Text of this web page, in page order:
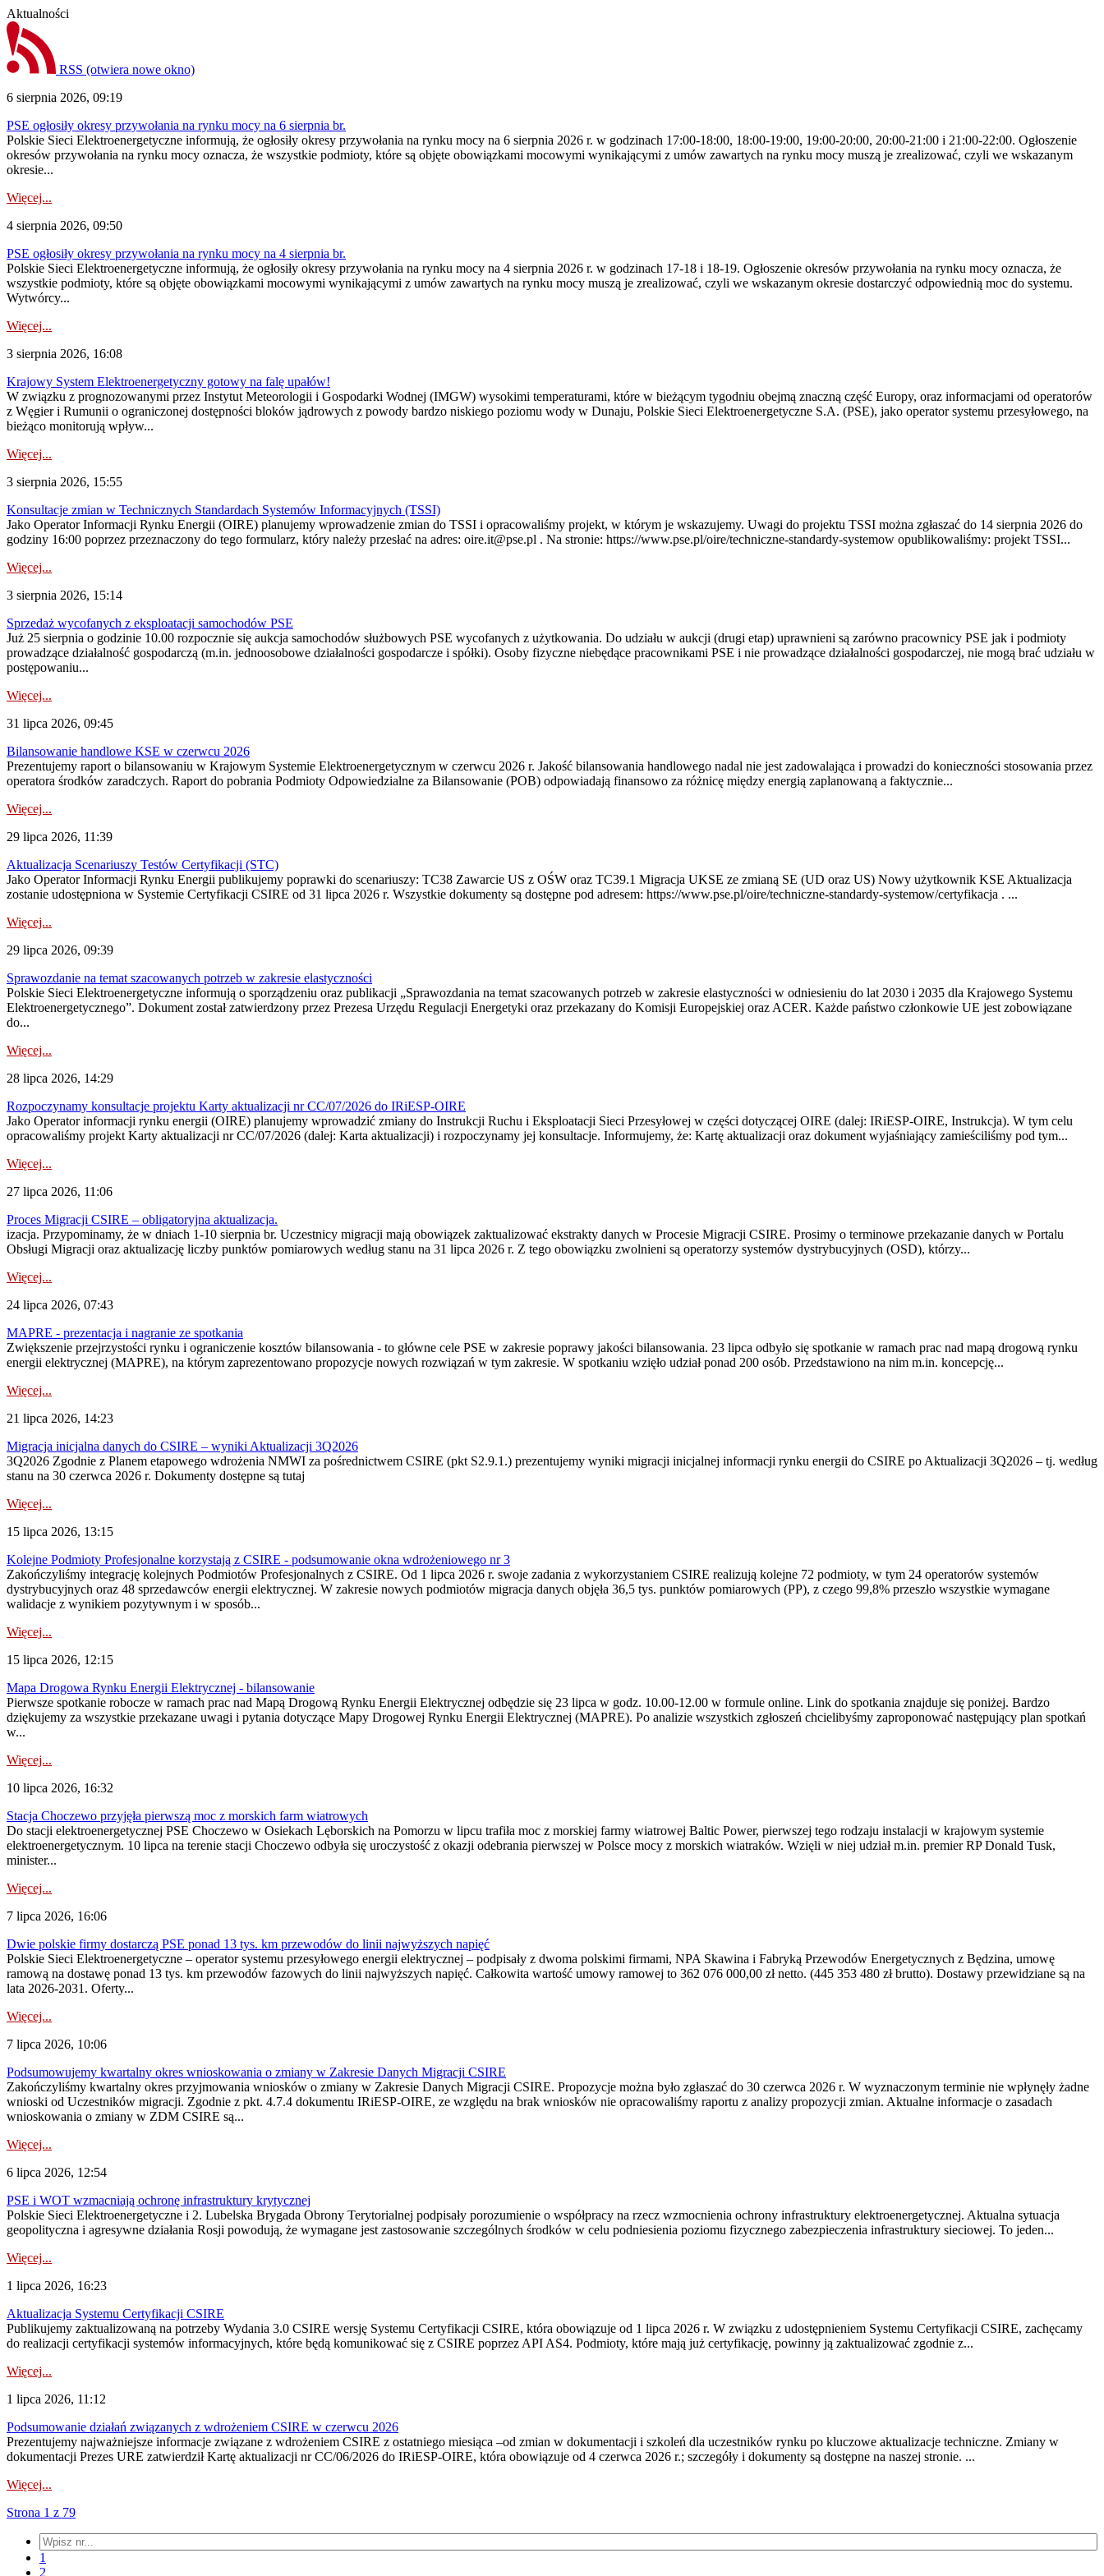
Aktualności
RSS (otwiera nowe okno)
6 sierpnia 2026, 09:19
PSE ogłosiły okresy przywołania na rynku mocy na 6 sierpnia br.
Polskie Sieci Elektroenergetyczne informują, że ogłosiły okresy przywołania na rynku mocy na 6 sierpnia 2026 r. w godzinach 17:00-18:00, 18:00-19:00, 19:00-20:00, 20:00-21:00 i 21:00-22:00. Ogłoszenie
okresów przywołania na rynku mocy oznacza, że wszystkie podmioty, które są objęte obowiązkami mocowymi wynikającymi z umów zawartych na rynku mocy muszą je zrealizować, czyli we wskazanym
okresie...
Więcej...
4 sierpnia 2026, 09:50
PSE ogłosiły okresy przywołania na rynku mocy na 4 sierpnia br.
Polskie Sieci Elektroenergetyczne informują, że ogłosiły okresy przywołania na rynku mocy na 4 sierpnia 2026 r. w godzinach 17-18 i 18-19. Ogłoszenie okresów przywołania na rynku mocy oznacza, że
wszystkie podmioty, które są objęte obowiązkami mocowymi wynikającymi z umów zawartych na rynku mocy muszą je zrealizować, czyli we wskazanym okresie dostarczyć odpowiednią moc do systemu.
Wytwórcy...
Więcej...
3 sierpnia 2026, 16:08
Krajowy System Elektroenergetyczny gotowy na falę upałów!
W związku z prognozowanymi przez Instytut Meteorologii i Gospodarki Wodnej (IMGW) wysokimi temperaturami, które w bieżącym tygodniu obejmą znaczną część Europy, oraz informacjami od operatorów
z Węgier i Rumunii o ograniczonej dostępności bloków jądrowych z powody bardzo niskiego poziomu wody w Dunaju, Polskie Sieci Elektroenergetyczne S.A. (PSE), jako operator systemu przesyłowego, na
bieżąco monitorują wpływ...
Więcej...
3 sierpnia 2026, 15:55
Konsultacje zmian w Technicznych Standardach Systemów Informacyjnych (TSSI)
Jako Operator Informacji Rynku Energii (OIRE) planujemy wprowadzenie zmian do TSSI i opracowaliśmy projekt, w którym je wskazujemy. Uwagi do projektu TSSI można zgłaszać do 14 sierpnia 2026 do
godziny 16:00 poprzez przeznaczony do tego formularz, który należy przesłać na adres: oire.it@pse.pl . Na stronie: https://www.pse.pl/oire/techniczne-standardy-systemow opublikowaliśmy: projekt TSSI...
Więcej...
3 sierpnia 2026, 15:14
Sprzedaż wycofanych z eksploatacji samochodów PSE
Już 25 sierpnia o godzinie 10.00 rozpocznie się aukcja samochodów służbowych PSE wycofanych z użytkowania. Do udziału w aukcji (drugi etap) uprawnieni są zarówno pracownicy PSE jak i podmioty
prowadzące działalność gospodarczą (m.in. jednoosobowe działalności gospodarcze i spółki). Osoby fizyczne niebędące pracownikami PSE i nie prowadzące działalności gospodarczej, nie mogą brać udziału w
postępowaniu...
Więcej...
31 lipca 2026, 09:45
Bilansowanie handlowe KSE w czerwcu 2026
Prezentujemy raport o bilansowaniu w Krajowym Systemie Elektroenergetycznym w czerwcu 2026 r. Jakość bilansowania handlowego nadal nie jest zadowalająca i prowadzi do konieczności stosowania przez
operatora środków zaradczych. Raport do pobrania Podmioty Odpowiedzialne za Bilansowanie (POB) odpowiadają finansowo za różnicę między energią zaplanowaną a faktycznie...
Więcej...
29 lipca 2026, 11:39
Aktualizacja Scenariuszy Testów Certyfikacji (STC)
Jako Operator Informacji Rynku Energii publikujemy poprawki do scenariuszy: TC38 Zawarcie US z OŚW oraz TC39.1 Migracja UKSE ze zmianą SE (UD oraz US) Nowy użytkownik KSE Aktualizacja
zostanie udostępniona w Systemie Certyfikacji CSIRE od 31 lipca 2026 r. Wszystkie dokumenty są dostępne pod adresem: https://www.pse.pl/oire/techniczne-standardy-systemow/certyfikacja . ...
Więcej...
29 lipca 2026, 09:39
Sprawozdanie na temat szacowanych potrzeb w zakresie elastyczności
Polskie Sieci Elektroenergetyczne informują o sporządzeniu oraz publikacji „Sprawozdania na temat szacowanych potrzeb w zakresie elastyczności w odniesieniu do lat 2030 i 2035 dla Krajowego Systemu
Elektroenergetycznego”. Dokument został zatwierdzony przez Prezesa Urzędu Regulacji Energetyki oraz przekazany do Komisji Europejskiej oraz ACER. Każde państwo członkowie UE jest zobowiązane
do...
Więcej...
28 lipca 2026, 14:29
Rozpoczynamy konsultacje projektu Karty aktualizacji nr CC/07/2026 do IRiESP-OIRE
Jako Operator informacji rynku energii (OIRE) planujemy wprowadzić zmiany do Instrukcji Ruchu i Eksploatacji Sieci Przesyłowej w części dotyczącej OIRE (dalej: IRiESP-OIRE, Instrukcja). W tym celu
opracowaliśmy projekt Karty aktualizacji nr CC/07/2026 (dalej: Karta aktualizacji) i rozpoczynamy jej konsultacje. Informujemy, że: Kartę aktualizacji oraz dokument wyjaśniający zamieściliśmy pod tym...
Więcej...
27 lipca 2026, 11:06
Proces Migracji CSIRE – obligatoryjna aktualizacja.
izacja. Przypominamy, że w dniach 1-10 sierpnia br. Uczestnicy migracji mają obowiązek zaktualizować ekstrakty danych w Procesie Migracji CSIRE. Prosimy o terminowe przekazanie danych w Portalu
Obsługi Migracji oraz aktualizację liczby punktów pomiarowych według stanu na 31 lipca 2026 r. Z tego obowiązku zwolnieni są operatorzy systemów dystrybucyjnych (OSD), którzy...
Więcej...
24 lipca 2026, 07:43
MAPRE - prezentacja i nagranie ze spotkania
Zwiększenie przejrzystości rynku i ograniczenie kosztów bilansowania - to główne cele PSE w zakresie poprawy jakości bilansowania. 23 lipca odbyło się spotkanie w ramach prac nad mapą drogową rynku
energii elektrycznej (MAPRE), na którym zaprezentowano propozycje nowych rozwiązań w tym zakresie. W spotkaniu wzięło udział ponad 200 osób. Przedstawiono na nim m.in. koncepcję...
Więcej...
21 lipca 2026, 14:23
Migracja inicjalna danych do CSIRE – wyniki Aktualizacji 3Q2026
3Q2026 Zgodnie z Planem etapowego wdrożenia NMWI za pośrednictwem CSIRE (pkt S2.9.1.) prezentujemy wyniki migracji inicjalnej informacji rynku energii do CSIRE po Aktualizacji 3Q2026 – tj. według
stanu na 30 czerwca 2026 r. Dokumenty dostępne są tutaj
Więcej...
15 lipca 2026, 13:15
Kolejne Podmioty Profesjonalne korzystają z CSIRE - podsumowanie okna wdrożeniowego nr 3
Zakończyliśmy integrację kolejnych Podmiotów Profesjonalnych z CSIRE. Od 1 lipca 2026 r. swoje zadania z wykorzystaniem CSIRE realizują kolejne 72 podmioty, w tym 24 operatorów systemów
dystrybucyjnych oraz 48 sprzedawców energii elektrycznej. W zakresie nowych podmiotów migracja danych objęła 36,5 tys. punktów pomiarowych (PP), z czego 99,8% przeszło wszystkie wymagane
walidacje z wynikiem pozytywnym i w sposób...
Więcej...
15 lipca 2026, 12:15
Mapa Drogowa Rynku Energii Elektrycznej - bilansowanie
Pierwsze spotkanie robocze w ramach prac nad Mapą Drogową Rynku Energii Elektrycznej odbędzie się 23 lipca w godz. 10.00-12.00 w formule online. Link do spotkania znajduje się poniżej. Bardzo
dziękujemy za wszystkie przekazane uwagi i pytania dotyczące Mapy Drogowej Rynku Energii Elektrycznej (MAPRE). Po analizie wszystkich zgłoszeń chcielibyśmy zaproponować następujący plan spotkań
w...
Więcej...
10 lipca 2026, 16:32
Stacja Choczewo przyjęła pierwszą moc z morskich farm wiatrowych
Do stacji elektroenergetycznej PSE Choczewo w Osiekach Lęborskich na Pomorzu w lipcu trafiła moc z morskiej farmy wiatrowej Baltic Power, pierwszej tego rodzaju instalacji w krajowym systemie
elektroenergetycznym. 10 lipca na terenie stacji Choczewo odbyła się uroczystość z okazji odebrania pierwszej w Polsce mocy z morskich wiatraków. Wzięli w niej udział m.in. premier RP Donald Tusk,
minister...
Więcej...
7 lipca 2026, 16:06
Dwie polskie firmy dostarczą PSE ponad 13 tys. km przewodów do linii najwyższych napięć
Polskie Sieci Elektroenergetyczne – operator systemu przesyłowego energii elektrycznej – podpisały z dwoma polskimi firmami, NPA Skawina i Fabryką Przewodów Energetycznych z Będzina, umowę
ramową na dostawę ponad 13 tys. km przewodów fazowych do linii najwyższych napięć. Całkowita wartość umowy ramowej to 362 076 000,00 zł netto. (445 353 480 zł brutto). Dostawy przewidziane są na
lata 2026-2031. Oferty...
Więcej...
7 lipca 2026, 10:06
Podsumowujemy kwartalny okres wnioskowania o zmiany w Zakresie Danych Migracji CSIRE
Zakończyliśmy kwartalny okres przyjmowania wniosków o zmiany w Zakresie Danych Migracji CSIRE. Propozycje można było zgłaszać do 30 czerwca 2026 r. W wyznaczonym terminie nie wpłynęły żadne
wnioski od Uczestników migracji. Zgodnie z pkt. 4.7.4 dokumentu IRiESP-OIRE, ze względu na brak wniosków nie opracowaliśmy raportu z analizy propozycji zmian. Aktualne informacje o zasadach
wnioskowania o zmiany w ZDM CSIRE są...
Więcej...
6 lipca 2026, 12:54
PSE i WOT wzmacniają ochronę infrastruktury krytycznej
Polskie Sieci Elektroenergetyczne i 2. Lubelska Brygada Obrony Terytorialnej podpisały porozumienie o współpracy na rzecz wzmocnienia ochrony infrastruktury elektroenergetycznej. Aktualna sytuacja
geopolityczna i agresywne działania Rosji powodują, że wymagane jest zastosowanie szczególnych środków w celu podniesienia poziomu fizycznego zabezpieczenia infrastruktury sieciowej. To jeden...
Więcej...
1 lipca 2026, 16:23
Aktualizacja Systemu Certyfikacji CSIRE
Publikujemy zaktualizowaną na potrzeby Wydania 3.0 CSIRE wersję Systemu Certyfikacji CSIRE, która obowiązuje od 1 lipca 2026 r. W związku z udostępnieniem Systemu Certyfikacji CSIRE, zachęcamy
do realizacji certyfikacji systemów informacyjnych, które będą komunikować się z CSIRE poprzez API AS4. Podmioty, które mają już certyfikację, powinny ją zaktualizować zgodnie z...
Więcej...
1 lipca 2026, 11:12
Podsumowanie działań związanych z wdrożeniem CSIRE w czerwcu 2026
Prezentujemy najważniejsze informacje związane z wdrożeniem CSIRE z ostatniego miesiąca –od zmian w dokumentacji i szkoleń dla uczestników rynku po kluczowe aktualizacje techniczne. Zmiany w
dokumentacji Prezes URE zatwierdził Kartę aktualizacji nr CC/06/2026 do IRiESP‑OIRE, która obowiązuje od 4 czerwca 2026 r.; szczegóły i dokumenty są dostępne na naszej stronie. ...
Więcej...
Strona 1 z 79
1
2